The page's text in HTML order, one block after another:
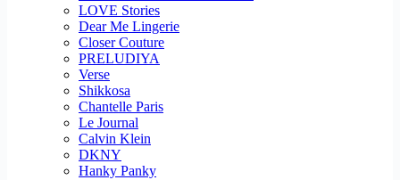
LOVE Stories
Dear Me Lingerie
Closer Couture
PRELUDIYA
Verse
Shikkosa
Chantelle Paris
Le Journal
Calvin Klein
DKNY
Hanky Panky